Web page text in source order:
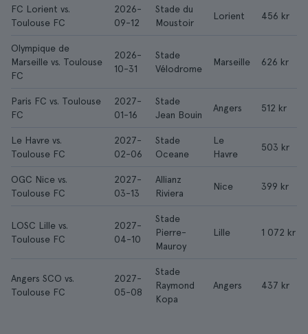
FC Lorient vs.
Toulouse FC
2026-
09-12
Stade du
Moustoir
Lorient 456 kr
Olympique de
Marseille vs. Toulouse
FC
2026-
10-31
Stade
Vélodrome
Marseille 626 kr
Paris FC vs. Toulouse
FC
2027-
01-16
Stade
Jean Bouin
Angers 512 kr
Le Havre vs.
Toulouse FC
2027-
02-06
Stade
Oceane
Le
Havre
503 kr
OGC Nice vs.
Toulouse FC
2027-
03-13
Allianz
Riviera
Nice 399 kr
LOSC Lille vs.
Toulouse FC
2027-
04-10
Stade
Pierre-
Mauroy
Lille 1 072 kr
Angers SCO vs.
Toulouse FC
2027-
05-08
Stade
Raymond
Kopa
Angers 437 kr